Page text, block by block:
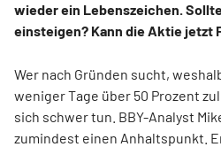
wieder ein Lebenszeichen.
einsteigen? Kann die Aktie jetzt
Wer nach Gründen sucht,
weniger Tage über 50 Prozent
sich schwer tun. BBY-Analyst
zumindest einen Anhaltspunkt.